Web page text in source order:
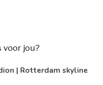
voor jou?
| Rotterdam skyline